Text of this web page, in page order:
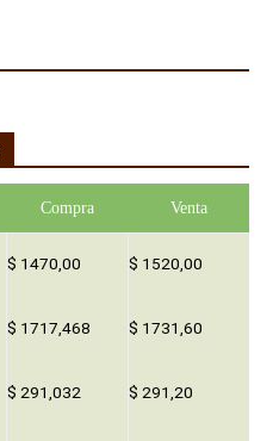
Compra Venta
$ 1470,00 $ 1520,00
$ 1717,468 $ 1731,60
$ 291,032 $ 291,20